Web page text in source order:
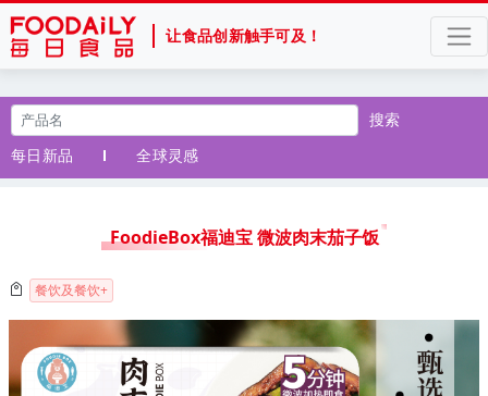
让食品创新触手可及！
搜索
每日新品
全球灵感
FoodieBox福迪宝 微波肉末茄子饭
餐饮及餐饮+